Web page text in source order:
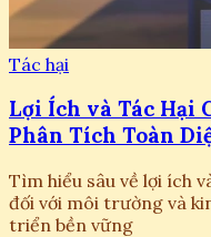
Tác hại
Lợi Ích và Tác Hại
Phân Tích Toàn
Tìm hiểu sâu về lợi ích
đối với môi trường và
triển bền vững